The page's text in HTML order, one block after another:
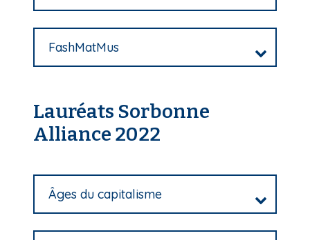
FashMatMus
Lauréats Sorbonne
Alliance 2022
Âges du capitalisme